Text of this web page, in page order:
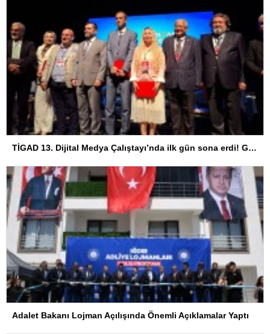
TİGAD 13. Dijital Medya Çalıştayı’nda ilk gün sona erdi! Gazeteciliğin dijital dönüşümü Iğdır’da ele alındı
Adalet Bakanı Lojman Açılışında Önemli Açıklamalar Yaptı